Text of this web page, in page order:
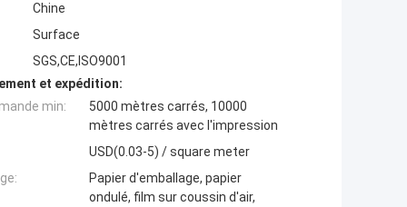
Chine
Surface
SGS,CE,ISO9001
et expédition:
min:
5000 mètres carrés, 10000
mètres carrés avec l'impression
USD(0.03-5) / square meter
Papier d'emballage, papier
ondulé, film sur coussin d'air,